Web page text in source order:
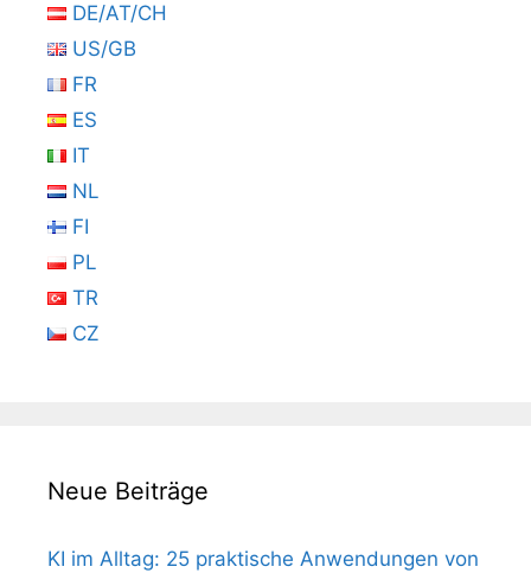
DE/AT/CH
US/GB
FR
ES
IT
NL
FI
PL
TR
CZ
Neue Beiträge
KI im Alltag: 25 praktische Anwendungen von